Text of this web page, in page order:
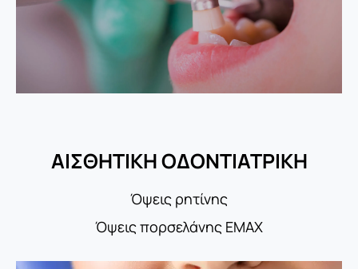
ΑΙΣΘΗΤΙΚΗ ΟΔΟΝΤΙΑΤΡΙΚΗ
Όψεις ρητίνης
Όψεις πορσελάνης EMAX